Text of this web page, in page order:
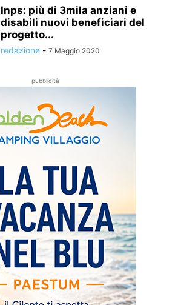
Inps: più di 3mila anziani e
disabili nuovi beneficiari del
progetto...
redazione - 7 Maggio 2020
pubblicità